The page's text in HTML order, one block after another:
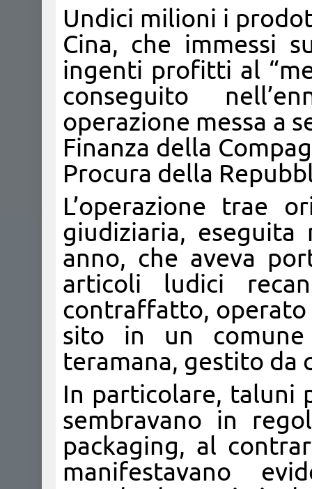
Undici milioni i
Cina, che immessi
ingenti profitti al
conseguito
operazione messa a
Finanza della
Procura della
L’operazione trae
giudiziaria,
anno, che aveva
articoli ludici
contraffatto, operato
sito in un comune
teramana, gestito da
In particolare, taluni
sembravano in
packaging, al
manifestavano